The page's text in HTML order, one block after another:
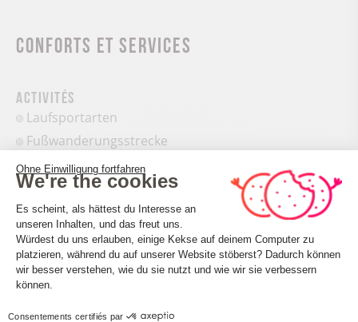
Conforts et services
Activités
Laufsportarten
Fußwanderungsstrecke
Accueil des personnes en situation de handicap
Tourisme adapté : Aucune valeur
Nombre de pers. pouvant être accueillis en fauteuil
Ohne Einwilligung fortfahren
We're the cookies
Einwilligungsmanagementplattform:
Es scheint, als hättest du Interesse an
unseren Inhalten, und das freut uns.
Würdest du uns erlauben, einige Kekse auf deinem Computer zu
platzieren, während du auf unserer Website stöberst? Dadurch können
wir besser verstehen, wie du sie nutzt und wie wir sie verbessern
können.
Consentements certifiés par
Axeptio consent